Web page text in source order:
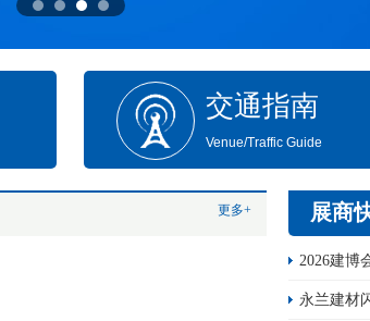
交通指南
Venue/Traffic Guide
更多+ 展商
2026建博